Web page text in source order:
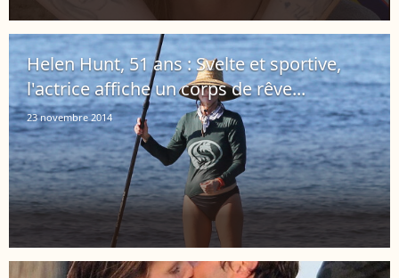
Helen Hunt, 51 ans : Svelte et sportive,
l'actrice affiche un corps de rêve...
23 novembre 2014